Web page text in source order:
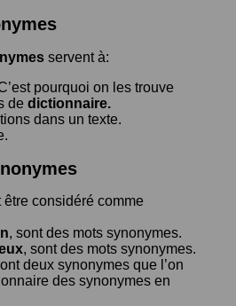
servent à:
pourquoi on les trouve
de dictionnaire.
dans un texte.
être considéré comme
, sont des mots synonymes.
, sont des mots synonymes.
deux synonymes que l’on
des synonymes en